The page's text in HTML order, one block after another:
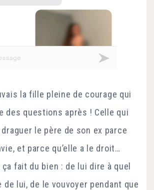
la fille pleine de courage qui
des questions après ! Celle qui
draguer le père de son ex parce
et parce qu’elle a le droit…
ça fait du bien : de lui dire à quel
de lui, de le vouvoyer pendant que